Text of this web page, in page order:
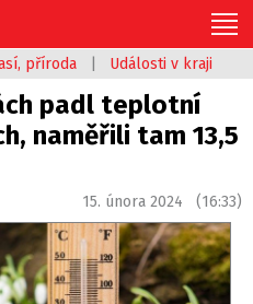
příroda Události v kraji
padl teplotní
naměřili tam 13,5
15. února 2024 (16:33)